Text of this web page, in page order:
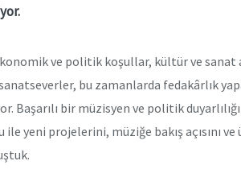
ve politik koşullar, kültür ve sanat
bu zamanlarda fedakârlık
Başarılı bir müzisyen ve politik
ile yeni projelerini, müziğe bakış açısını